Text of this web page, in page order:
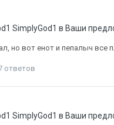
SimplyGod1 в Ваши
но вот енот и пепалыч все
ответов
SimplyGod1 в Ваши